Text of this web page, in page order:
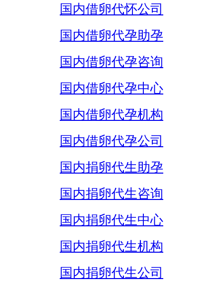
国内借卵代怀公司
国内借卵代孕助孕
国内借卵代孕咨询
国内借卵代孕中心
国内借卵代孕机构
国内借卵代孕公司
国内捐卵代生助孕
国内捐卵代生咨询
国内捐卵代生中心
国内捐卵代生机构
国内捐卵代生公司